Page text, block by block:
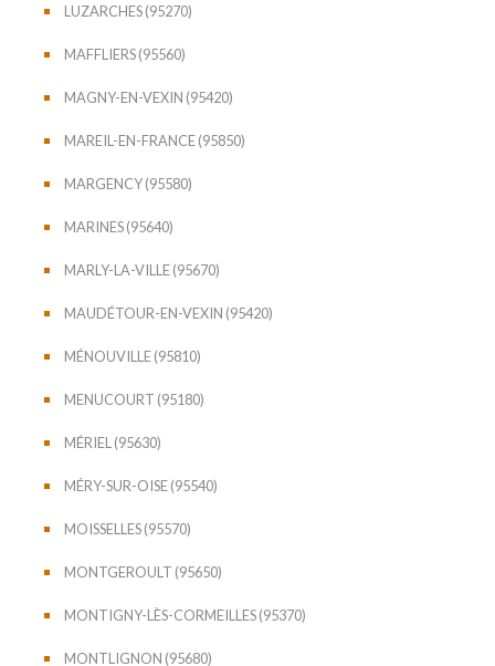
LUZARCHES (95270)
MAFFLIERS (95560)
MAGNY-EN-VEXIN (95420)
MAREIL-EN-FRANCE (95850)
MARGENCY (95580)
MARINES (95640)
MARLY-LA-VILLE (95670)
MAUDÉTOUR-EN-VEXIN (95420)
MÉNOUVILLE (95810)
MENUCOURT (95180)
MÉRIEL (95630)
MÉRY-SUR-OISE (95540)
MOISSELLES (95570)
MONTGEROULT (95650)
MONTIGNY-LÈS-CORMEILLES (95370)
MONTLIGNON (95680)